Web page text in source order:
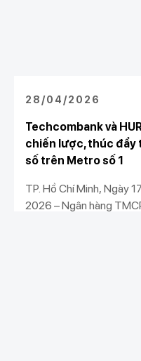
28/04/2026
Techcombank và
chiến lược, thúc đẩy
số trên Metro số 1
TP. Hồ Chí Minh, Ngày
2026 – Ngân hàng